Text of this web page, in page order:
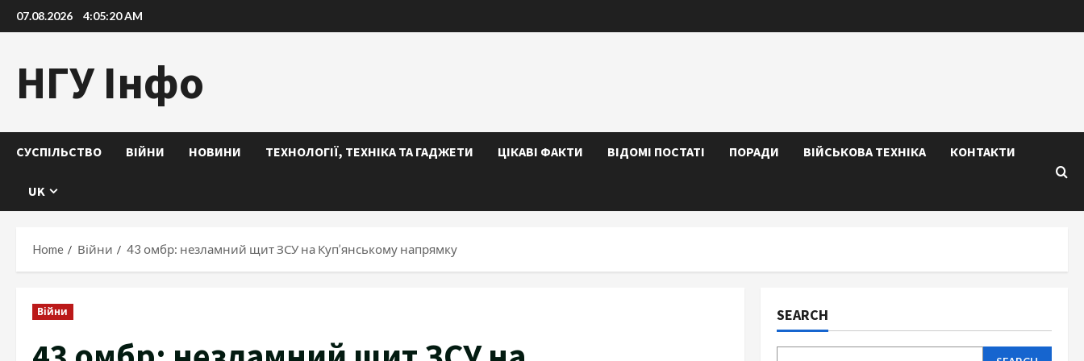
Skip
to
07.08.2026 4:05:21 AM
НГУ Інфо
СУСПІЛЬСТВО ВІЙНИ НОВИНИ ТЕХНОЛОГІЇ, ТЕХНІКА ТА ГАДЖЕТИ ЦІКАВІ ФАКТИ ВІДОМІ ПОСТАТІ ПОРАДИ ВІЙСЬКОВА ТЕХНІКА КОНТАКТИ
UK
Home Війни 43 омбр: незламний щит ЗСУ на Куп’янському напрямку
Війни SEARCH